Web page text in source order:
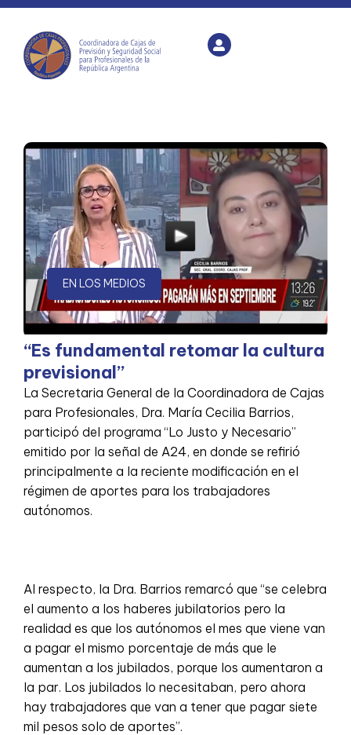
EN LOS MEDIOS
“Es fundamental retomar la cultura
previsional”
La Secretaria General de la Coordinadora de Cajas
para Profesionales, Dra. María Cecilia Barrios,
participó del programa “Lo Justo y Necesario”
emitido por la señal de A24, en donde se refirió
principalmente a la reciente modificación en el
régimen de aportes para los trabajadores
autónomos.
Al respecto, la Dra. Barrios remarcó que “se celebra
el aumento a los haberes jubilatorios pero la
realidad es que los autónomos el mes que viene van
a pagar el mismo porcentaje de más que le
aumentan a los jubilados, porque los aumentaron a
la par. Los jubilados lo necesitaban, pero ahora
hay trabajadores que van a tener que pagar siete
mil pesos solo de aportes”.